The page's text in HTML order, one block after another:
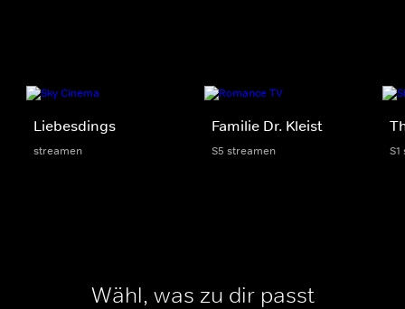
Liebesdings
streamen
Familie Dr. Kleist
S5 streamen
Wähl, was zu dir passt